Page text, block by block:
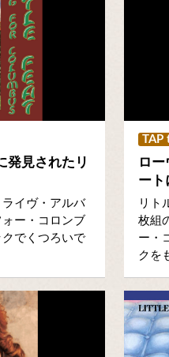
発見されたリ
イヴ・アルバ
ー・コロンブ
でくつろいで
TAP
ロ
ート
リト
枚組
ー・
クを